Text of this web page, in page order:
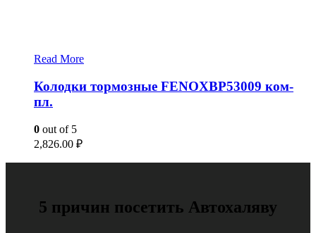
Read More
Колодки тормозные FENOXBP53009 ком-
пл.
0 out of 5
2,826.00 ₽
5 причин посетить Автохаляву